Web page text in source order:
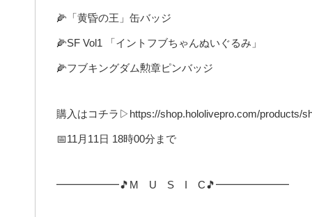
🌽「黄昏の王」缶バッジ
🌽SF Vol1 「イントフブちゃんぬいぐるみ」
🌽フブキングダム勲章ピンバッジ
購入はコチラ▷https://shop.hololivepro.com/products/
📅11月11日 18時00分まで
━━━━━━🎵M U S I C🎵━━━━━━━